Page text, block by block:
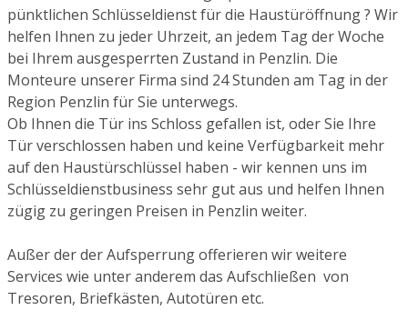
pünktlichen Schlüsseldienst für die Haustüröffnung ? Wir
helfen Ihnen zu jeder Uhrzeit, an jedem Tag der Woche
bei Ihrem ausgesperrten Zustand in Penzlin. Die
Monteure unserer Firma sind 24 Stunden am Tag in der
Region Penzlin für Sie unterwegs.
Ob Ihnen die Tür ins Schloss gefallen ist, oder Sie Ihre
Tür verschlossen haben und keine Verfügbarkeit mehr
auf den Haustürschlüssel haben - wir kennen uns im
Schlüsseldienstbusiness sehr gut aus und helfen Ihnen
zügig zu geringen Preisen in Penzlin weiter.
Außer der der Aufsperrung offerieren wir weitere
Services wie unter anderem das Aufschließen von
Tresoren, Briefkästen, Autotüren etc.